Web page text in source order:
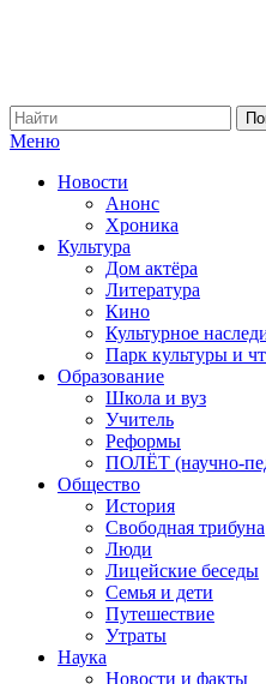
Меню
Новости
Анонс
Хроника
Культура
Дом актёра
Литература
Кино
Культурное
Парк культуры и
Образование
Школа и вуз
Учитель
Реформы
ПОЛЁТ (научно-
Общество
История
Свободная трибуна
Люди
Лицейские беседы
Семья и дети
Путешествие
Утраты
Наука
Новости и факты